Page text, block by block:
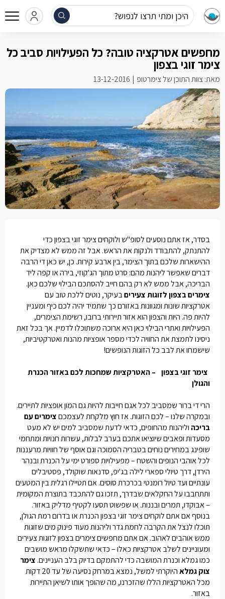
היכן ומתי תרצו לנפוש?
מחפשים אטרקציה טובה? כל הפעילויות סביב כל
צימר זוגי בצפון
מאת: צוות התוכן של צימרטופ 13-12-2016
בסדר, אז אתם נוסעים לסופ"ש ולוקחיםצימר זוגי בצפוןכדי
להתנתק, להתבודד ולנקות את הראש. אבל זה ממש לא מצדיק את
ההישארות שלכם בתוך הצימר, בין ארבע קירות. כן, יש כאן די הרבה
דברים שאפשר ליהנות מהם: סרט מתוך הג'קוזי, בירה או קפה ליד
הבריכה, אבל ממש לא רק בהם חייב להסתכם הבילוי שלכם כאן.
צימרים בצפון לזוגות צעיריםבעיקר, נוטים ללכת טוב עם
אטרקציות שונות ומגוונות באזורם כך שתמיד יהיה לכם כיף ומעניין
להיות פה. היות והצפון הוא אזור תיירותי ברובו, רשימת הצימרים,
הפעילויות ואתרי הבילוי כאן היא ארוכה משתוכלו לדמיין. אך בכל זאת
ניסינו לתמצת את החוויה לכדי מספר אופציות מהנות ואטרקטיביות,
שישמחו את לבב כל הזוגות הנופשים!
צימר זוגי בצפון – האטרקציות שמחכות לכם באזור הכנרת
והגולן
הרי די ברור שמסביב לכל אגם חייבות להיות גם המון אופציות לתיירים.
ובמקרה שלנו – לכם הזוגות. אז חוץ מלקחת לעצמכםצימרים עם
בריכה וליהנות מהחופים, כדאי לדעת שמסביב למים יש לא מעט
מסעדות ופאבים שיוציאו אתכם בערב לבלות, עשרות חנויות ומתחמי
שופינג במחירים נוחים בטבריה הסמוכה וגם אוסף של חוויות מרעננות
לכל אוהבי הנופים והשטח – מפעילויות ספורט ימי על הכנרת ובנהר
הירדן, דרך טיולי ספארי לילה בג'יפ, סדנאות שוקולד, פסטיבלים
עונתיים ועד טיול רומנטי בכרכרת סוסים. אם תטיילו רגלית בין המטעים
ותתחבבו על החקלאים שבדרך, תזכו גם להתכבד בתוצרת המקומית
– אבוקדו, תמרים ובננות. או שפשוט תסעו לקטיף מדליק באזור.
בנוסף אם אתם לוקחיםצימר זוגי בצפוןהכנרת או בדרום רמת הגולן,
תוכלו לנצל את הקרבה לחמת גדר וליהנות מעוד פינוק מים שזוגות
ממש אוהבים לאהוב. אם אתם מחפשיםצימרים בצפון לזוגות צעירים
ומעוניינים לשלב אטרקציות כאלו – כדאי שתשקלו מראש מושבים
כמו גמלא וכנרת המושבה כדי להתמקם בדיוק בלב העניינים. צימר
צוק גמלא
היוקרתי למשל, נמצא במרחק נסיעה של עד 20 דקות
מכל האטרקציות הללו שהזכרנו, מה שהופך אותו לשיאן התיירות
באזור.